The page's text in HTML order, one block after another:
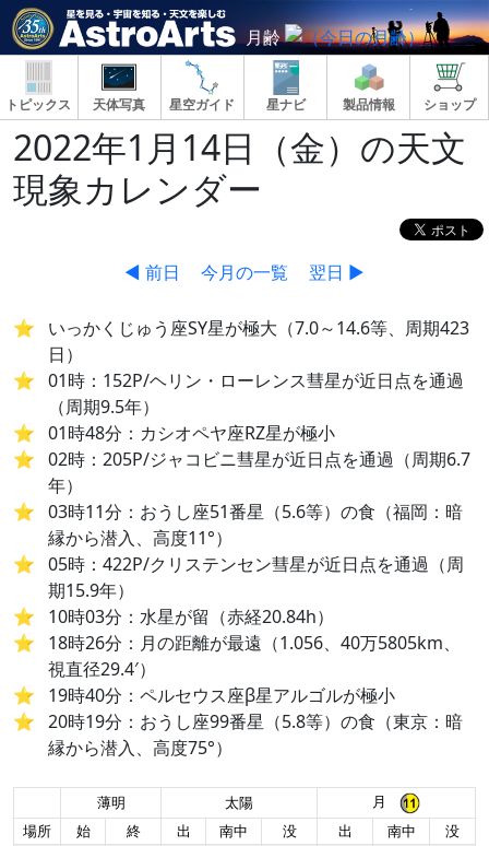
月齢
トピックス 天体写真 星空ガイド 星ナビ 製品情報 ショップ
2022年1月14日（金）の天文
現象カレンダー
◀ 前日 今月の一覧 翌日 ▶
いっかくじゅう座SY星が極大（7.0～14.6等、周期423
日）
01時：152P/ヘリン・ローレンス彗星が近日点を通過
（周期9.5年）
01時48分：カシオペヤ座RZ星が極小
02時：205P/ジャコビニ彗星が近日点を通過（周期6.7
年）
03時11分：おうし座51番星（5.6等）の食（福岡：暗
縁から潜入、高度11°）
05時：422P/クリステンセン彗星が近日点を通過（周
期15.9年）
10時03分：水星が留（赤経20.84h）
18時26分：月の距離が最遠（1.056、40万5805km、
視直径29.4′）
19時40分：ペルセウス座β星アルゴルが極小
20時19分：おうし座99番星（5.8等）の食（東京：暗
縁から潜入、高度75°）
薄明 太陽
月
場所
始 終 出 南中 没 出 南中
没